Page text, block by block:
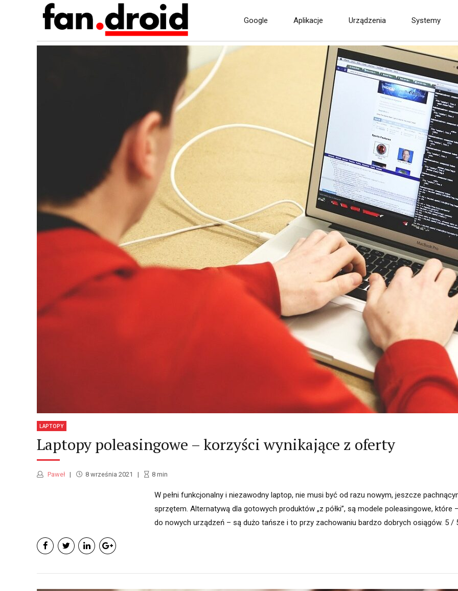
Google
Oto co musisz zrobić, gdy
nie chcesz, aby Google Cię
Asystent Google oficjalnie
w Polsce. Zobacz jego
Aktualizacja Android
Pie dla smartfonów,
tabletów i
TV. Aktualizowana
urządzeń.
5 ( 1 vote
Aplikacje Urządzenia Systemy
Zobacz wszystkie recenzje
Pendrive Sandisk
32 GB dual USB
drive micro 3.
Opinia i recenzja
Ładowarka
samochodowa
GRIFFIN 2 in 1
niezbędnym
wyposażeniem
każdego kierowcy.
FMP – szybkie
płatności
WordPress na
smartfonie i
komputerze
Radio
i350s
androida
recenzja.
LAPTOPY
Laptopy poleasingowe – korzyści wynikające z oferty
Paweł 8 września 2021 8min
W pełni funkcjonalny i niezawodny laptop, nie musi być od razu nowym, jeszcze
sprzętem. Alternatywą dla gotowych produktów „z półki”, są modele poleasingowe, które
do nowych urządzeń – są dużo tańsze i to przy zachowaniu bardzo dobrych osiągów. 5 /